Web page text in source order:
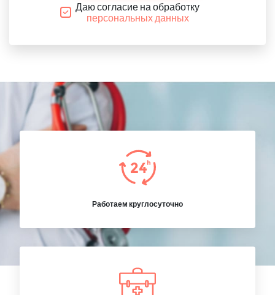
Даю согласие на обработку
персональных данных
Работаем круглосуточно